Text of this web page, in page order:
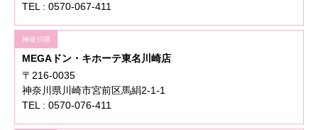
TEL : 0570-067-411
神奈川県
MEGAドン・キホーテ東名川崎店
〒216-0035
神奈川県川崎市宮前区馬絹2-1-1
TEL : 0570-076-411